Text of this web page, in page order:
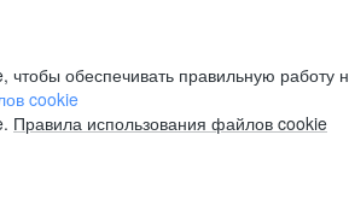
обеспечивать правильную работу
cookie
Правила использования файлов cookie